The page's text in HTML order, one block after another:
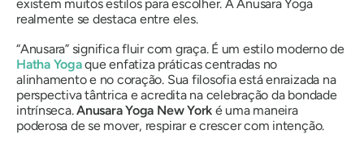
existem muitos estilos para escolher. A Anusara Yoga
realmente se destaca entre eles.
“Anusara” significa fluir com graça. É um estilo moderno de
Hatha Yogaque enfatiza práticas centradas no
alinhamento e no coração. Sua filosofia está enraizada na
perspectiva tântrica e acredita na celebração da bondade
intrínseca.Anusara Yoga New York é uma maneira
poderosa de se mover, respirar e crescer com intenção.